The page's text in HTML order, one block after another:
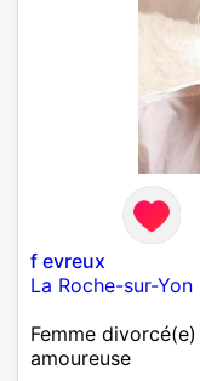
f evreux
La Roche-sur-Yon
Femme
amoureuse